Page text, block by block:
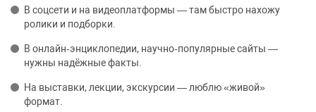
В соцсети и на видеоплатформы — там быстро нахожу
ролики и подборки.
В онлайн‑энциклопедии, научно‑популярные сайты —
нужны надёжные факты.
На выставки, лекции, экскурсии — люблю «живой»
формат.